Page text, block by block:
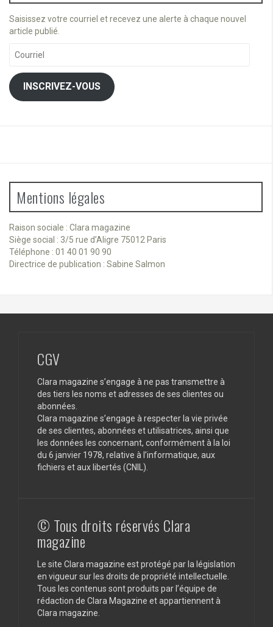
Saisissez votre courriel et recevez une alerte à chaque nouvel
article publié.
INSCRIVEZ-VOUS
Mentions légales
Raison sociale : Clara magazine
Siège social : 3/5 rue d’Aligre 75012 Paris
Téléphone : 01 40 01 90 90
Directrice de publication : Sabine Salmon
CGV
Clara magazine s’engage à ne pas transmettre à
des tiers les noms et adresses de ses clientes ou
abonnées.
Clara magazine s’engage à respecter la vie privée
de ses clientes, abonnées et utilisatrices, ainsi que
les données les concernant, conformément à la loi
du 6 janvier 1978, relative à l’informatique, aux
fichiers et aux libertés (CNIL).
© Tous droits réservés Clara
magazine
Le site Clara magazine est protégé par la législation
en vigueur sur les droits de propriété intellectuelle.
Tous les contenus sont produits par l’équipe de
rédaction de Clara Magazine et appartiennent à
Clara magazine.